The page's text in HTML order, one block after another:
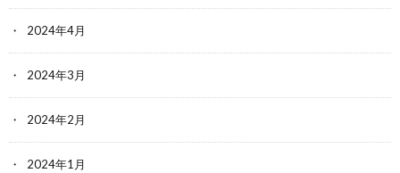
2024年4月
2024年3月
2024年2月
2024年1月